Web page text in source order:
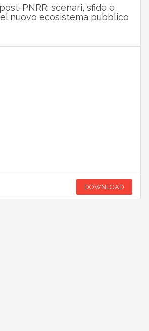
PNRR: scenari, sfide e
nuovo ecosistema pubblico
DOWNLOAD